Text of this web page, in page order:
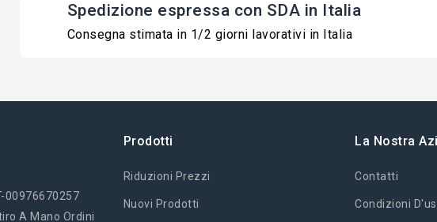
Spedizione espressa con SDA in Italia
Consegna stimata in 1/2 giorni lavorativi in Italia
00976670257
A Mano Ordini
Prodotti
Riduzioni Prezzi
Nuovi Prodotti
La Nostra
Contatti
Condizioni